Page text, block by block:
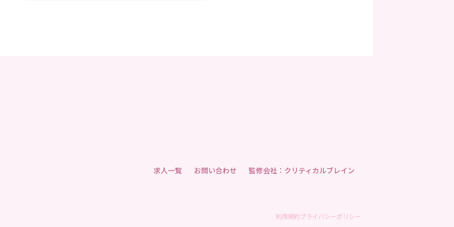
求人一覧 お問い合わせ 監修会社：クリティカルブレイン
利用規約プライバシーポリシー